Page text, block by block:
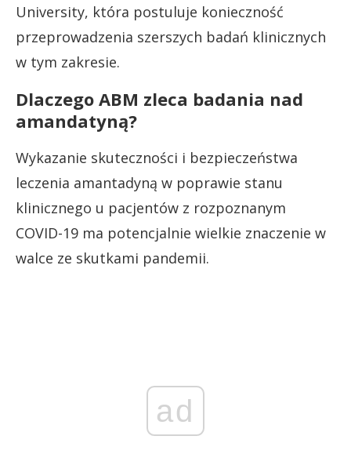
University, która postuluje konieczność
przeprowadzenia szerszych badań klinicznych
w tym zakresie.
Dlaczego ABM zleca badania nad
amandatyną?
Wykazanie skuteczności i bezpieczeństwa
leczenia amantadyną w poprawie stanu
klinicznego u pacjentów z rozpoznanym
COVID-19 ma potencjalnie wielkie znaczenie w
walce ze skutkami pandemii.
ad